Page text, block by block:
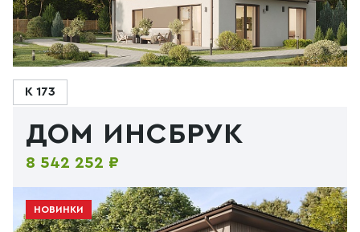
К 173
ДОМ ИНСБРУК
8 542 252 ₽
НОВИНКИ